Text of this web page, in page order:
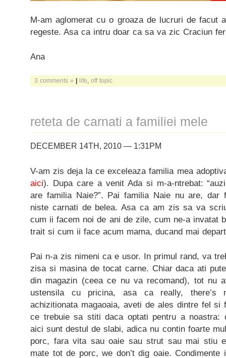
M-am aglomerat cu o groaza de lucruri de facut
regeste. Asa ca intru doar ca sa va zic Craciun
Ana
3 comments » | life off topic
reteta de carnati a familiei mele
DECEMBER 14TH, 2010 — 1:31PM
V-am zis deja la ce exceleaza familia mea
aici). Dupa care a venit Ada si m-a-ntrebat:
are familia Naie?”. Pai familia Naie nu are, dar
niste carnati de belea. Asa ca am zis sa va
cum ii facem noi de ani de zile, cum ne-a invatat
trait si cum ii face acum mama, ducand mai
Pai n-a zis nimeni ca e usor. In primul rand, va
zisa si masina de tocat carne. Chiar daca ati
din magazin (ceea ce nu va recomand), tot nu
ustensila cu pricina, asa ca really, there’s
achizitionata magaoaia, aveti de ales dintre fel
ce trebuie sa stiti daca optati pentru a noastra:
aici sunt destul de slabi, adica nu contin foarte
porc, fara vita sau oaie sau strut sau mai stiu
mate tot de porc, we don’t dig oaie.